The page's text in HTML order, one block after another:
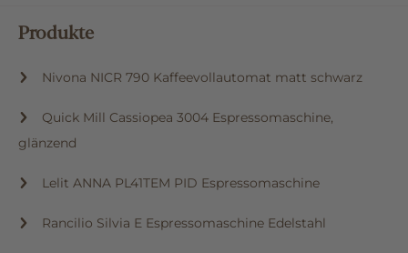
Produkte
Nivona NICR 790 Kaffeevollautomat matt schwarz
Quick Mill Cassiopea 3004 Espressomaschine,
glänzend
Lelit ANNA PL41TEM PID Espressomaschine
Rancilio Silvia E Espressomaschine Edelstahl